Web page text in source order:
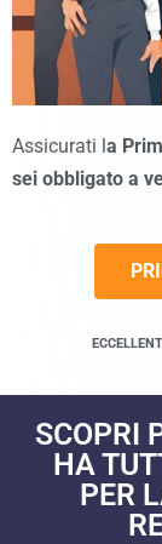
Assicurati la
sei obbligato a
SCOPRI
HA
PER